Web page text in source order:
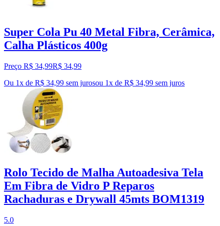
Super Cola Pu 40 Metal Fibra, Cerâmica,
Calha Plásticos 400g
Preço R$ 34,99R$ 34,99
Ou 1x de R$ 34,99 sem jurosou 1x de R$ 34,99 sem juros
Rolo Tecido de Malha Autoadesiva Tela
Em Fibra de Vidro P Reparos
Rachaduras e Drywall 45mts BOM1319
5.0